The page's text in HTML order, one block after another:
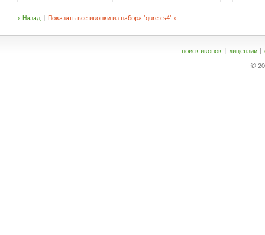
« Назад Показать все иконки из набора 'qure cs4' »
поиск иконок| лицензии|
©